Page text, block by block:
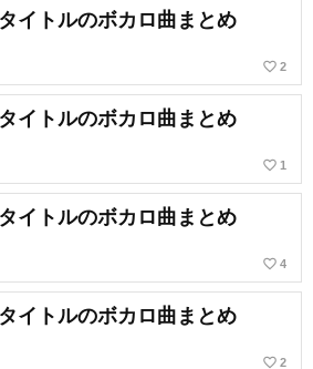
イトルのボカロ曲まとめ
favorite_border 2
イトルのボカロ曲まとめ
favorite_border 1
イトルのボカロ曲まとめ
favorite_border 4
イトルのボカロ曲まとめ
favorite_border 2